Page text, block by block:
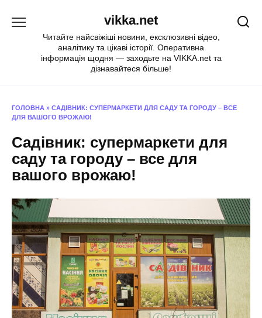
vikka.net
Читайте найсвіжіші новини, ексклюзивні відео,
аналітику та цікаві історії. Оперативна
інформація щодня — заходьте на VIKKA.net та
дізнавайтеся більше!
ГОЛОВНА » САДІВНИК: СУПЕРМАРКЕТИ ДЛЯ САДУ ТА ГОРОДУ – ВСЕ
ДЛЯ ВАШОГО ВРОЖАЮ!
Садівник: супермаркети для
саду та городу – все для
вашого врожаю!